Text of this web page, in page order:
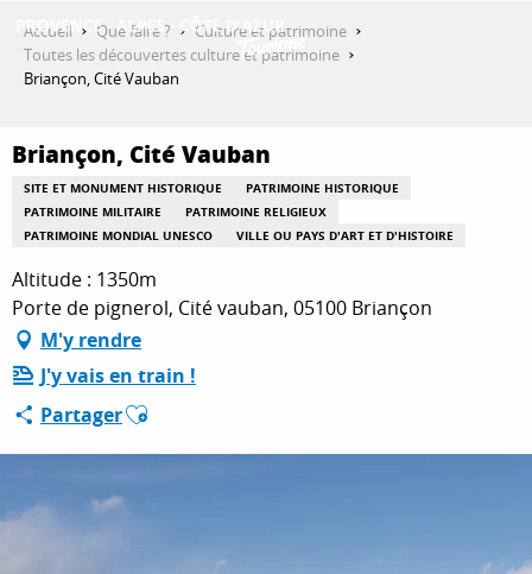
contenu
QUE FAIRE ?
SÉJOURNER
ESPACE PRO
Accueil Que faire ?
Culture et patrimoine
Toutes les découvertes culture et patrimoine
Briançon, Cité Vauban
Briançon, Cité Vauban
SITE ET MONUMENT HISTORIQUE
PATRIMOINE HISTORIQUE
PATRIMOINE MILITAIRE
PATRIMOINE RELIGIEUX
PATRIMOINE MONDIAL UNESCO
VILLE OU PAYS D'ART ET D'HISTOIRE
Altitude : 1350m
Porte de pignerol, Cité vauban, 05100 Briançon
M'y rendre
J'y vais en train !
PartagerAjouter aux favoris